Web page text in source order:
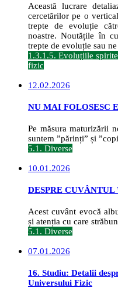
Această lucrare
cercetărilor pe o
trepte de evoluție
noastre. Noutățile în
trepte de evoluție sau
1.3.1.5. Evoluțiile
fizic
12.02.2026
NU MAI FOLOSESC
Pe măsura maturizării
suntem ”părinți” și
5.1. Diverse
10.01.2026
DESPRE CUVÂNTUL
Acest cuvânt evocă
și atenția cu care
5.1. Diverse
07.01.2026
16. Studiu: Detalii
Universului Fizic